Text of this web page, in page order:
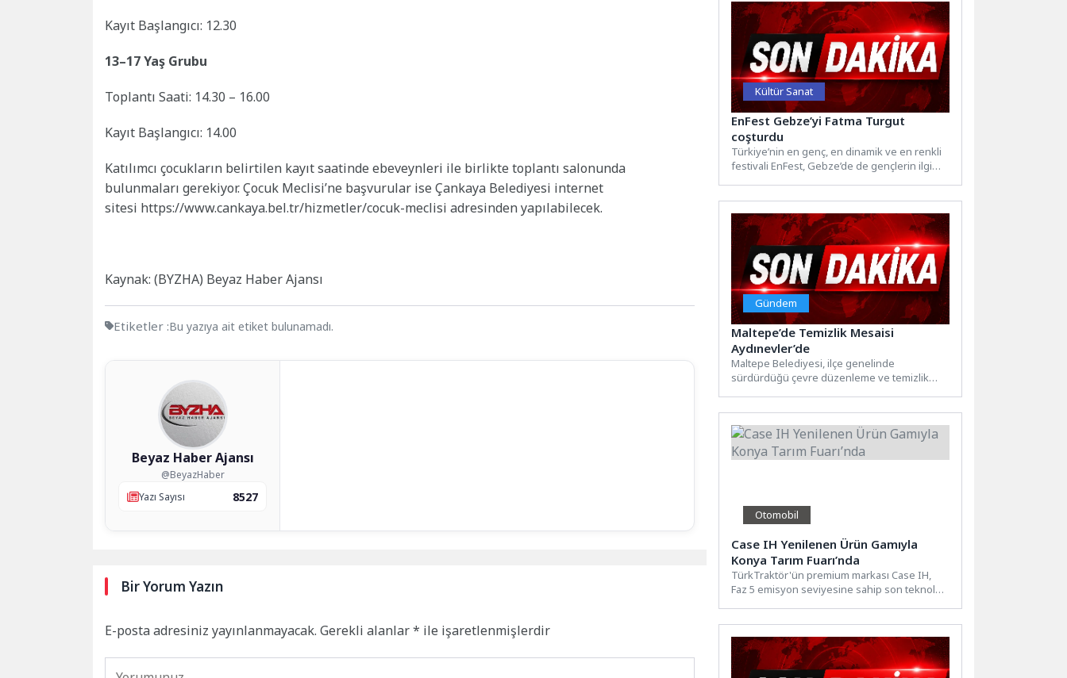
Kayıt Başlangıcı: 12.30
13–17 Yaş Grubu
Toplantı Saati: 14.30 – 16.00
Kayıt Başlangıcı: 14.00
Katılımcı çocukların belirtilen kayıt saatinde ebeveynleri ile birlikte toplantı salonunda
bulunmaları gerekiyor. Çocuk Meclisi’ne başvurular ise Çankaya Belediyesi internet
sitesi https://www.cankaya.bel.tr/hizmetler/cocuk-meclisi adresinden yapılabilecek.
Kaynak: (BYZHA) Beyaz Haber Ajansı
Etiketler :Bu yazıya ait etiket bulunamadı.
Beyaz Haber Ajansı
@BeyazHaber
Yazı Sayısı
8527
Bir Yorum Yazın
E-posta adresiniz yayınlanmayacak. Gerekli alanlar* ile işaretlenmişlerdir
Kültür Sanat
EnFest Gebze’yi Fatma Turgut
coşturdu
Türkiye’nin en genç, en dinamik ve en renkli
festivali EnFest, Gebze’de de gençlerin ilgi
Gündem
Maltepe’de Temizlik Mesaisi
Aydınevler’de
Maltepe Belediyesi, ilçe genelinde
sürdürdüğü çevre düzenleme ve temizlik
Otomobil
Case IH Yenilenen Ürün Gamıyla
Konya Tarım Fuarı’nda
TürkTraktör'ün premium markası Case IH,
Faz 5 emisyon seviyesine sahip son teknoloji